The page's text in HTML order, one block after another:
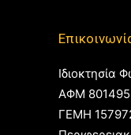
Ιδιοκτησία
ΑΦΜ
ΓΕΜΗ